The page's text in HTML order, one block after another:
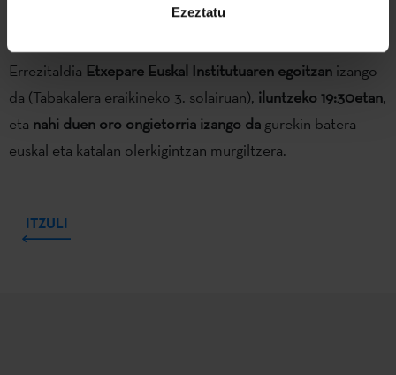
Ezeztatu
Errezitaldia Etxepare Euskal Institutuaren egoitzan izango
da (Tabakalera eraikineko 3. solairuan), iluntzeko 19:30etan,
eta nahi duen oro ongietorria izango da gurekin batera
euskal eta katalan olerkigintzan murgiltzera.
ITZULI